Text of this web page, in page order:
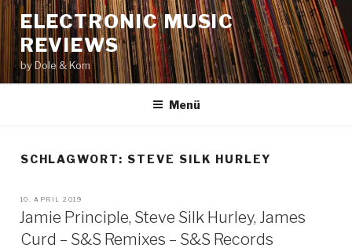
Zum
Inhalt
springen
ELECTRONIC MUSIC
REVIEWS
by Dole & Kom
Menü
SCHLAGWORT: STEVE SILK HURLEY
VERÖFFENTLICHT
10. APRIL 2019
Jamie Principle, Steve Silk Hurley, James
Curd – S&S Remixes – S&S Records